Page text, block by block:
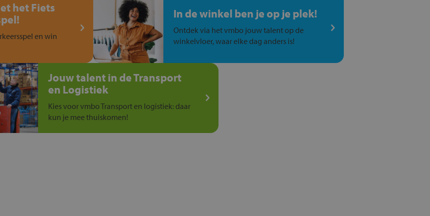
het Fiets
en win
In de winkel ben je op je plek!
Ontdek via het vmbo jouw talent op de
winkelvloer, waar elke dag anders is!
Jouw talent in de Transport
en Logistiek
Kies voor vmbo Transport en logistiek: daar
kun je mee thuiskomen!